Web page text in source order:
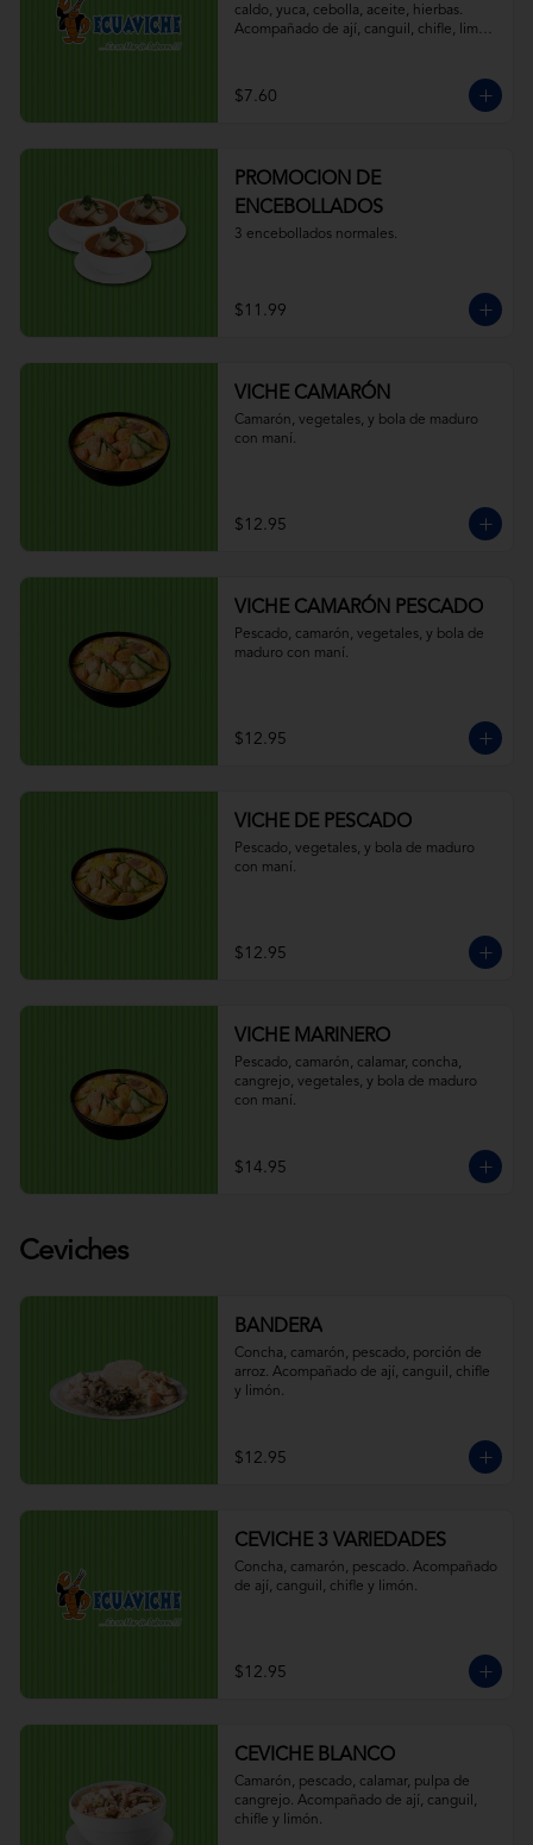
caldo, yuca, cebolla, aceite, hierbas.
Acompañado de ají, canguil, chifle, limón
$7.60
PROMOCION DE
ENCEBOLLADOS
3 encebollados normales.
$11.99
VICHE CAMARÓN
Camarón, vegetales, y bola de maduro
con maní.
$12.95
VICHE CAMARÓN PESCADO
Pescado, camarón, vegetales, y bola de
maduro con maní.
$12.95
VICHE DE PESCADO
Pescado, vegetales, y bola de maduro
con maní.
$12.95
VICHE MARINERO
Pescado, camarón, calamar, concha,
cangrejo, vegetales, y bola de maduro
con maní.
$14.95
Ceviches
BANDERA
Concha, camarón, pescado, porción de
arroz. Acompañado de ají, canguil, chifle
y limón.
$12.95
CEVICHE 3 VARIEDADES
Concha, camarón, pescado. Acompañado
de ají, canguil, chifle y limón.
$12.95
CEVICHE BLANCO
Camarón, pescado, calamar, pulpa de
cangrejo. Acompañado de ají, canguil,
chifle y limón.